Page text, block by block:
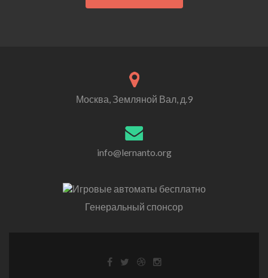
Москва, Земляной Вал, д.9
info@lernanto.org
Генеральный спонсор